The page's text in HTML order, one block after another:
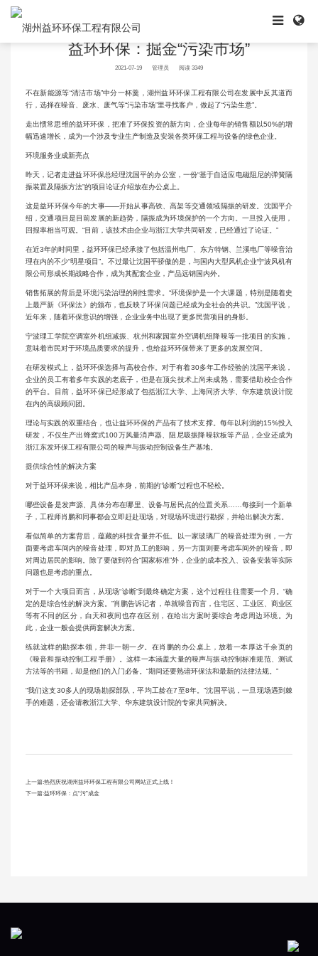
新闻中心
益环环保：掘金“污染市场”
2021-07-19 管理员 阅读 3349
不在新能源等“清洁市场”中分一杯羹，湖州益环环保工程有限公司在发展中反其道而
行，选择在噪音、废水、废气等“污染市场”里寻找客户，做起了“污染生意”。
走出惯常思维的益环环保，把准了环保投资的新方向，企业每年的销售额以50%的增
幅迅速增长，成为一个涉及专业生产制造及安装各类环保工程与设备的绿色企业。
环境服务业成新亮点
昨天，记者走进益环环保总经理沈国平的办公室，一份“基于自适应电磁阻尼的弹簧隔
振装置及隔振方法”的项目论证介绍放在办公桌上。
这是益环环保今年的大事——开始从事高铁、高架等交通领域隔振的研发。沈国平介
绍，交通项目是目前发展的新趋势，隔振成为环境保护的一个方向。一旦投入使用，
回报率相当可观。“目前，该技术由企业与浙江大学共同研发，已经通过了论证。”
在近3年的时间里，益环环保已经承接了包括温州电厂、东方特钢、兰溪电厂等噪音治
理在内的不少“明星项目”。不过最让沈国平骄傲的是，与国内大型风机企业宁波风机有
限公司形成长期战略合作，成为其配套企业，产品远销国内外。
销售拓展的背后是环境污染治理的刚性需求。“环境保护是一个大课题，特别是随着史
上最严新《环保法》的颁布，也反映了环保问题已经成为全社会的共识。”沈国平说，
近年来，随着环保意识的增强，企业业务中出现了更多民营项目的身影。
宁波理工学院空调室外机组减振、杭州和家园室外空调机组降噪等一批项目的实施，
意味着市民对于环境品质要求的提升，也给益环环保带来了更多的发展空间。
在研发模式上，益环环保选择与高校合作。对于有着30多年工作经验的沈国平来说，
企业的员工有着多年实践的老底子，但是在顶尖技术上尚未成熟，需要借助校企合作
的平台。目前，益环环保已经形成了包括浙江大学、上海同济大学、华东建筑设计院
在内的高级顾问团。
理论与实践的双重结合，也让益环环保的产品有了技术支撑。每年以利润的15%投入
研发，不仅生产出蜂窝式100万风量消声器、阻尼吸振降噪软板等产品，企业还成为
浙江东发环保工程有限公司的噪声与振动控制设备生产基地。
提供综合性的解决方案
对于益环环保来说，相比产品本身，前期的“诊断”过程也不轻松。
哪些设备是发声源、具体分布在哪里、设备与居民点的位置关系……每接到一个新单
子，工程师肖鹏和同事都会立即赶赴现场，对现场环境进行勘探，并给出解决方案。
看似简单的方案背后，蕴藏的科技含量并不低。以一家玻璃厂的噪音处理为例，一方
面要考虑车间内的噪音处理，即对员工的影响，另一方面则要考虑车间外的噪音，即
对周边居民的影响。除了要做到符合“国家标准”外，企业的成本投入、设备安装等实际
问题也是考虑的重点。
对于一个大项目而言，从现场“诊断”到最终确定方案，这个过程往往需要一个月。“确
定的是综合性的解决方案。”肖鹏告诉记者，单就噪音而言，住宅区、工业区、商业区
等有不同的区分，白天和夜间也存在区别，在给出方案时要综合考虑周边环境。为
此，企业一般会提供两套解决方案。
练就这样的勘探本领，并非一朝一夕。在肖鹏的办公桌上，放着一本厚达千余页的
《噪音和振动控制工程手册》。这样一本涵盖大量的噪声与振动控制标准规范、测试
方法等的书籍，却是他们的入门必备。“期间还要熟谙环保法和最新的法律法规。”
“我们这支30多人的现场勘探部队，平均工龄在7至8年。”沈国平说，一旦现场遇到棘
手的难题，还会请教浙江大学、华东建筑设计院的专家共同解决。
上一篇:热烈庆祝湖州益环环保工程有限公司网站正式上线！
下一篇:益环环保：点“污”成金